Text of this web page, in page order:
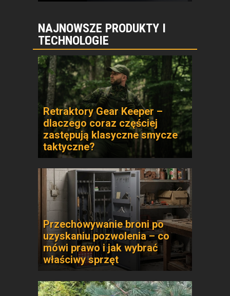
NAJNOWSZE PRODUKTY I
TECHNOLOGIE
Retraktory Gear Keeper –
dlaczego coraz częściej
zastępują klasyczne smycze
taktyczne?
Przechowywanie broni po
uzyskaniu pozwolenia – co
mówi prawo i jak wybrać
właściwy sprzęt